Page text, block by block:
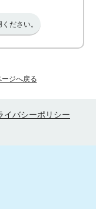
ださい。
ージへ戻る
イバシーポリシー